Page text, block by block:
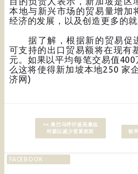
本地与新兴市场的贸易量增加
经济的发展，以及创造更多的就
据了解，根据新的贸易促
可支持的出口贸易额将在现有
元。如果以平均每笔交易值
么这将使得新加坡本地250 家
济网)
<< 奥巴马呼吁提高最低
时薪以减少贫富差距
较
FACEBOOK